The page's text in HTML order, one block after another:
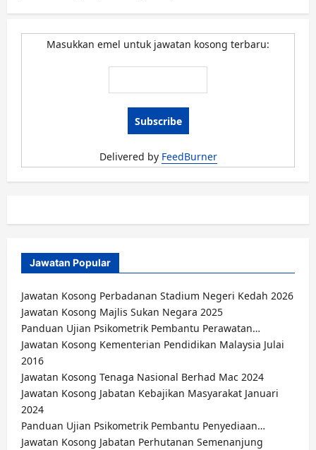
Masukkan emel untuk jawatan kosong terbaru:
Delivered by FeedBurner
Jawatan Popular
Jawatan Kosong Perbadanan Stadium Negeri Kedah 2026
Jawatan Kosong Majlis Sukan Negara 2025
Panduan Ujian Psikometrik Pembantu Perawatan…
Jawatan Kosong Kementerian Pendidikan Malaysia Julai
2016
Jawatan Kosong Tenaga Nasional Berhad Mac 2024
Jawatan Kosong Jabatan Kebajikan Masyarakat Januari
2024
Panduan Ujian Psikometrik Pembantu Penyediaan…
Jawatan Kosong Jabatan Perhutanan Semenanjung